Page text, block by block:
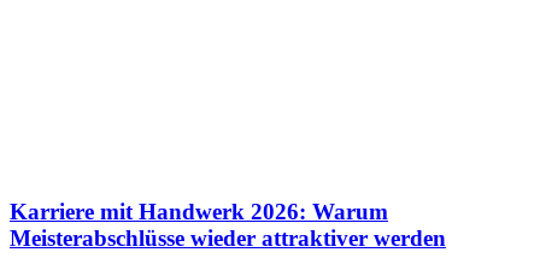
Karriere mit Handwerk 2026: Warum
Meisterabschlüsse wieder attraktiver werden